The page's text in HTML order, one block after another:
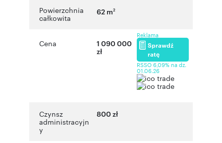
Powierzchnia
całkowita
62 m2
Cena
1 090 000
zł
Reklama
Sprawdź
ratę
RSSO 6,09% na dz.
01.06.26
Czynsz
administracyjn
y
800 zł